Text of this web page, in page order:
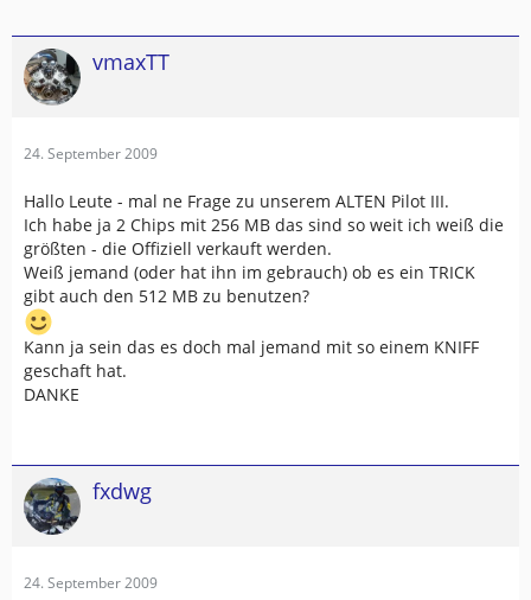
vmaxTT
24. September 2009
Hallo Leute - mal ne Frage zu unserem ALTEN Pilot III.
Ich habe ja 2 Chips mit 256 MB das sind so weit ich weiß die
größten - die Offiziell verkauft werden.
Weiß jemand (oder hat ihn im gebrauch) ob es ein TRICK
gibt auch den 512 MB zu benutzen?
Kann ja sein das es doch mal jemand mit so einem KNIFF
geschaft hat.
DANKE
fxdwg
24. September 2009